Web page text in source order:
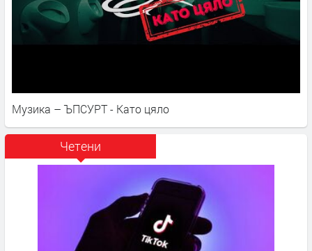
Музика – ЪПСУРТ - Като цяло
Четени